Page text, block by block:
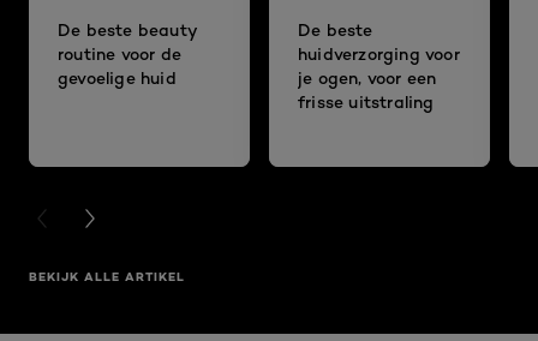
De beste beauty
routine voor de
gevoelige huid
De beste
huidverzorging voor
je ogen, voor een
frisse uitstraling
PREVIOUS CARD
NEXT CARD
BEKIJK ALLE ARTIKEL